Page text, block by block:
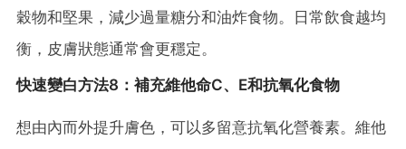
穀物和堅果，減少過量糖分和油炸食物。日常飲食越均
衡，皮膚狀態通常會更穩定。
快速變白方法8：補充維他命C、E和抗氧化食物
想由內而外提升膚色，可以多留意抗氧化營養素。維他